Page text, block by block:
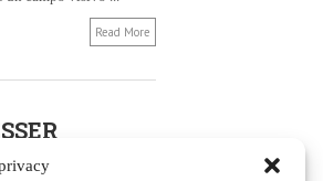
Read More